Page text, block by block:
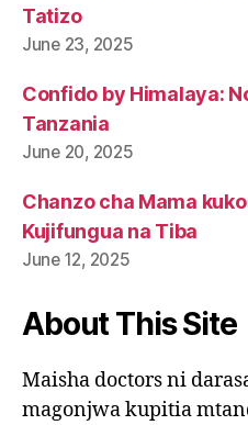
Tatizo
June 23, 2025
Confido by Himalaya:
Tanzania
June 20, 2025
Chanzo cha Mama
Kujifungua na Tiba
June 12, 2025
About This Site
Maisha doctors ni
magonjwa kupitia